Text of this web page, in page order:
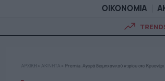
ΟΙΚΟΝΟΜΙΑ
ΑΡΧΙΚΗ » ΑΚΙΝΗΤΑ » Premia: Αγορά βιομηχανικού κτιρίου στο Κρυονέρι